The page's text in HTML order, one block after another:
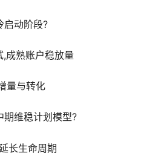
启动阶段?
成熟账户稳放量
量与转化
期维稳计划模型?
长生命周期